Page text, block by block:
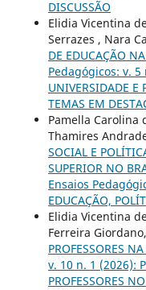
DISCUSSÃO
Elidia Vicentina
Serrazes , Nara
DE EDUCAÇÃO
Pedagógicos: v. 5
UNIVERSIDADE E
TEMAS EM
Pamella Carolina
Thamires
SOCIAL E
SUPERIOR NO
Ensaios
EDUCAÇÃO,
Elidia Vicentina
Ferreira Giordano,
PROFESSORES
v. 10 n. 1 (2026):
PROFESSORES